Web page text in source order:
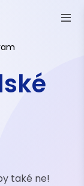
také ne!